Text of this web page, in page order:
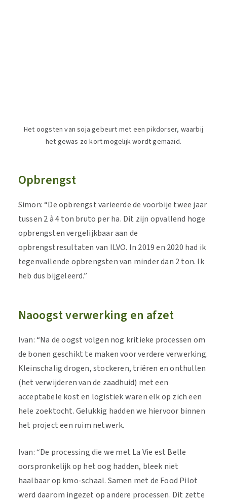
Het oogsten van soja gebeurt met een pikdorser, waarbij
het gewas zo kort mogelijk wordt gemaaid.
Opbrengst
Simon: “De opbrengst varieerde de voorbije twee jaar
tussen 2 à 4 ton bruto per ha. Dit zijn opvallend hoge
opbrengsten vergelijkbaar aan de
opbrengstresultaten van ILVO. In 2019 en 2020 had ik
tegenvallende opbrengsten van minder dan 2 ton. Ik
heb dus bijgeleerd.”
Naoogst verwerking en afzet
Ivan: “Na de oogst volgen nog kritieke processen om
de bonen geschikt te maken voor verdere verwerking.
Kleinschalig drogen, stockeren, triëren en onthullen
(het verwijderen van de zaadhuid) met een
acceptabele kost en logistiek waren elk op zich een
hele zoektocht. Gelukkig hadden we hiervoor binnen
het project een ruim netwerk.
Ivan: “De processing die we met La Vie est Belle
oorspronkelijk op het oog hadden, bleek niet
haalbaar op kmo-schaal. Samen met de Food Pilot
werd daarom ingezet op andere processen. Dit zette